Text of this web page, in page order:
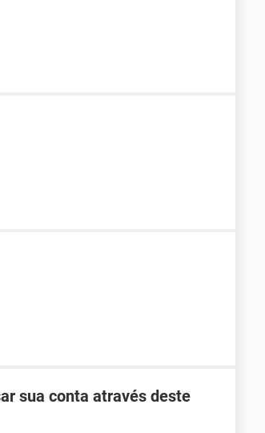
sua conta através deste